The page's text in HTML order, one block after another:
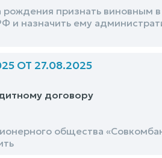
признать виновным
и назначить ему
ОТ 27.08.2025
договору
общества